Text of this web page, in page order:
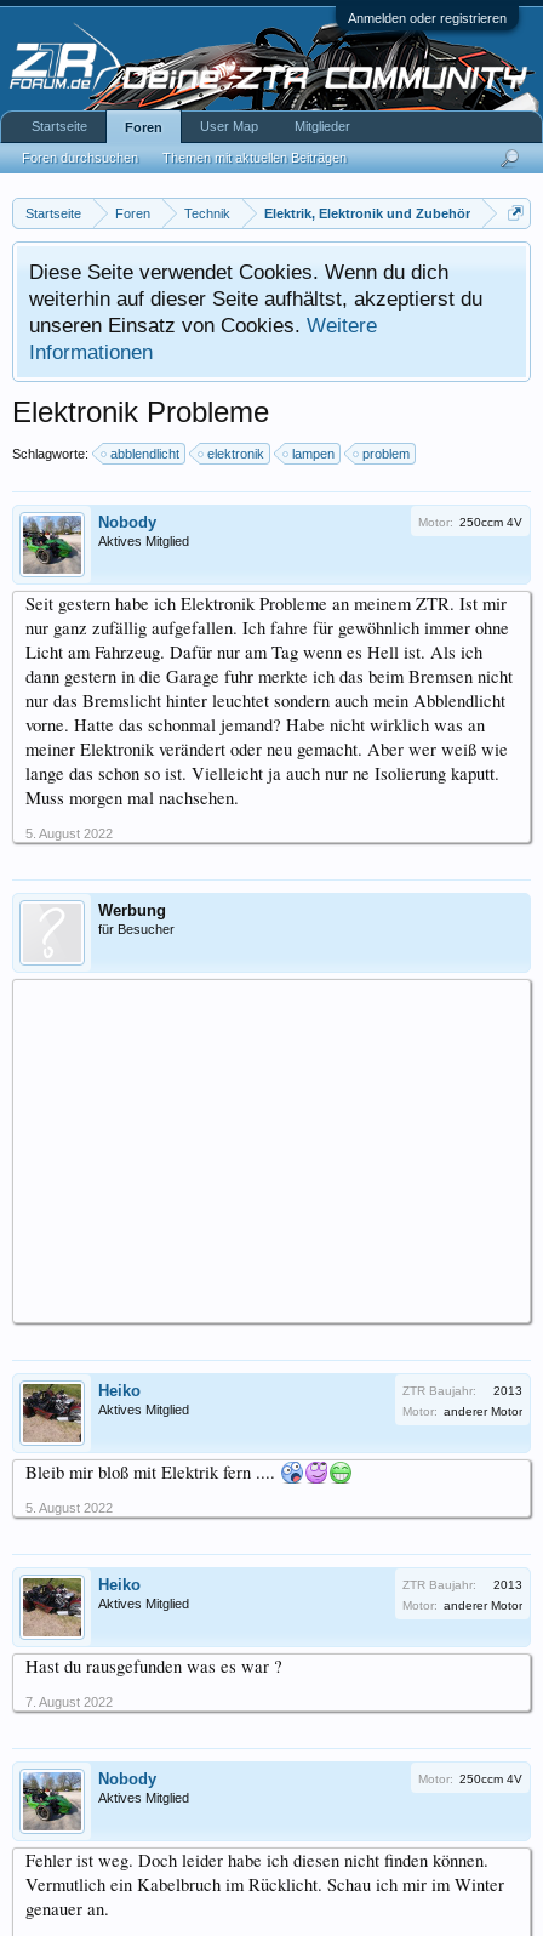
Anmelden oder registrieren
Startseite Foren Technik Elektrik, Elektronik und Zubehör
Diese Seite verwendet Cookies. Wenn du dich
weiterhin auf dieser Seite aufhältst, akzeptierst du
unseren Einsatz von Cookies. Weitere
Informationen
Elektronik Probleme
Schlagworte: abblendlicht elektronik lampen problem
Nobody
Aktives Mitglied
Motor: 250ccm 4V
Seit gestern habe ich Elektronik Probleme an meinem ZTR. Ist mir
nur ganz zufällig aufgefallen. Ich fahre für gewöhnlich immer ohne
Licht am Fahrzeug. Dafür nur am Tag wenn es Hell ist. Als ich
dann gestern in die Garage fuhr merkte ich das beim Bremsen nicht
nur das Bremslicht hinter leuchtet sondern auch mein Abblendlicht
vorne. Hatte das schonmal jemand? Habe nicht wirklich was an
meiner Elektronik verändert oder neu gemacht. Aber wer weiß wie
lange das schon so ist. Vielleicht ja auch nur ne Isolierung kaputt.
Muss morgen mal nachsehen.
5. August 2022
Werbung
für Besucher
Heiko
Aktives Mitglied
ZTR Baujahr:
2013
Motor: anderer Motor
Bleib mir bloß mit Elektrik fern ....
5. August 2022
Heiko
Aktives Mitglied
ZTR Baujahr:
2013
Motor: anderer Motor
Hast du rausgefunden was es war ?
7. August 2022
Nobody
Aktives Mitglied
Motor: 250ccm 4V
Fehler ist weg. Doch leider habe ich diesen nicht finden können.
Vermutlich ein Kabelbruch im Rücklicht. Schau ich mir im Winter
genauer an.
Startseite Foren
Foren durchsuchen Themen mit aktuellen Beiträgen
User Map Mitglieder